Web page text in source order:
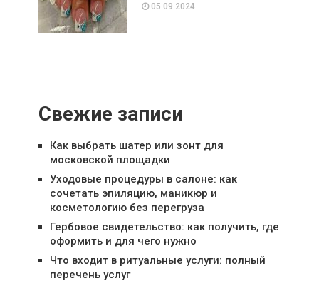
05.09.2024
Свежие записи
Как выбрать шатер или зонт для
московской площадки
Уходовые процедуры в салоне: как
сочетать эпиляцию, маникюр и
косметологию без перегруза
Гербовое свидетельство: как получить, где
оформить и для чего нужно
Что входит в ритуальные услуги: полный
перечень услуг